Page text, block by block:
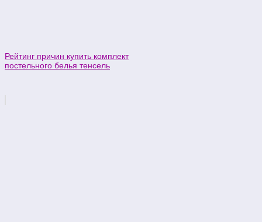
Рейтинг причин купить комплект
постельного белья тенсель